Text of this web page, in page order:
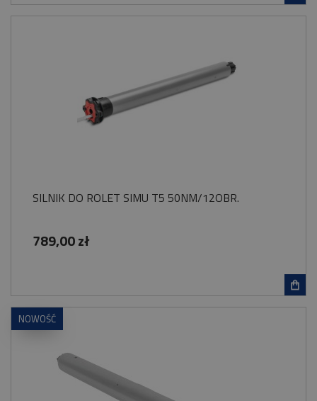
SILNIK DO ROLET SIMU T5 50NM/12OBR.
789,00 zł
NOWOŚĆ